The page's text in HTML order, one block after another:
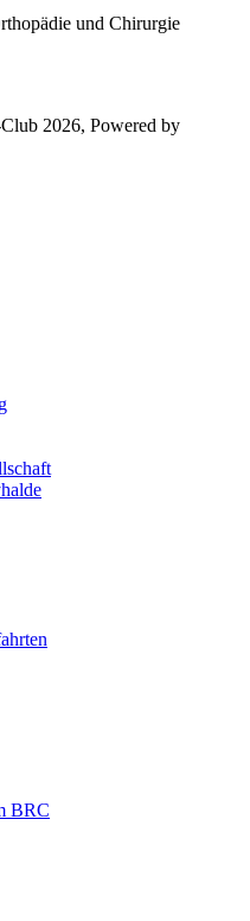
2026, Powered by
BRC